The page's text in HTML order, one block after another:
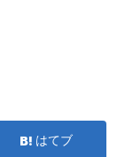
はてブ